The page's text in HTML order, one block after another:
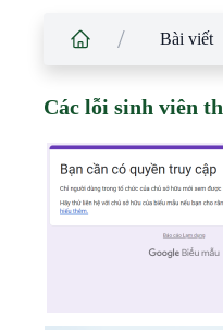
/ Bài viết
Các lỗi sinh viên